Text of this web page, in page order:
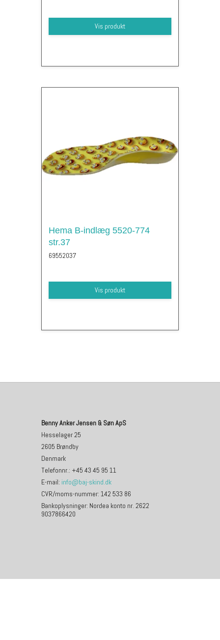
Vis produkt
Hema B-indlæg 5520-774
str.37
69552037
Vis produkt
Benny Anker Jensen & Søn ApS
Hesselager 25
2605 Brøndby
Denmark
Telefonnr.: +45 43 45 95 11
E-mail: info@baj-skind.dk
CVR/moms-nummer: 142 533 86
Bankoplysninger: Nordea konto nr. 2622
9037866420